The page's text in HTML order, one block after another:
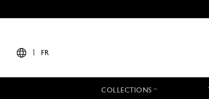
FR
COLLECTIONS